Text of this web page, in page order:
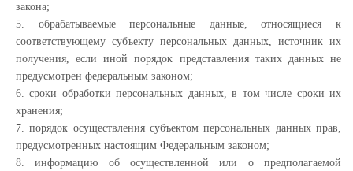
закона;
5. обрабатываемые персональные данные, относящиеся к
соответствующему субъекту персональных данных, источник их
получения, если иной порядок представления таких данных не
предусмотрен федеральным законом;
6. сроки обработки персональных данных, в том числе сроки их
хранения;
7. порядок осуществления субъектом персональных данных прав,
предусмотренных настоящим Федеральным законом;
8. информацию об осуществленной или о предполагаемой